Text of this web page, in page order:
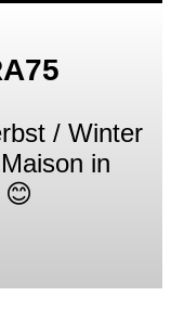
/ Winter
in